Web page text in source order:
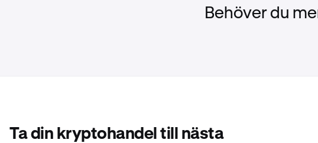
USDE, and ZEC.
Behöver du
Ta din kryptohandel till nästa